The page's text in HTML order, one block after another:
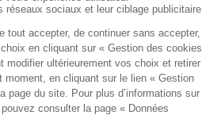
notre newsletter